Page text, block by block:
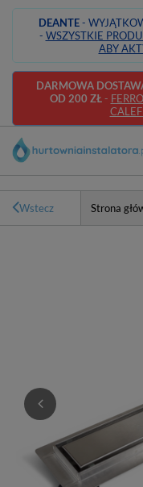
DEANTE-
- WSZYSTKIE
ABY
DARMOWA
OD 200 ZŁ-
Wstecz Strona